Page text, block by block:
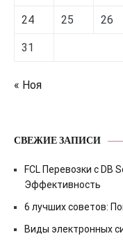
24 25 26
31
« Ноя
СВЕЖИЕ ЗАПИСИ
FCL Перевозки с DB
Эффективность
6 лучших советов:
Виды электронных